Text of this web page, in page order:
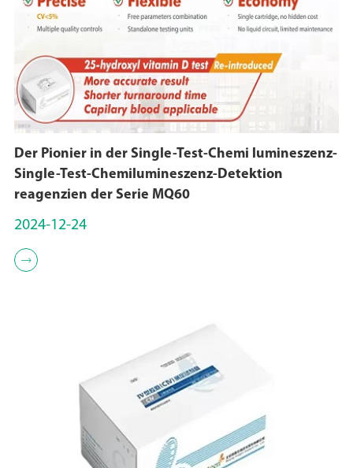
Der Pionier in der Single-Test-Chemi lumineszenz-
Single-Test-Chemilumineszenz-Detektion
reagenzien der Serie MQ60
2024-12-24
